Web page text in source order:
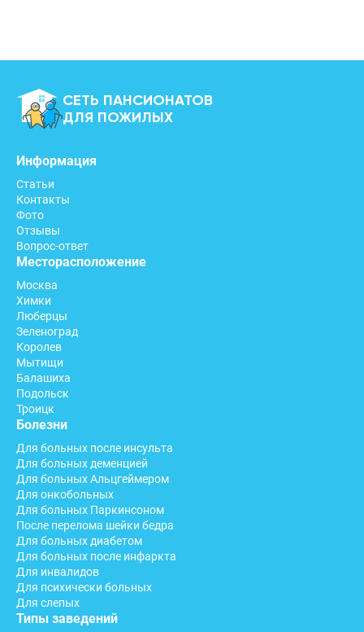
СЕТЬ ПАНСИОНАТОВ
ДЛЯ ПОЖИЛЫХ
Информация
Статьи
Контакты
Фото
Отзывы
Вопрос-ответ
Месторасположение
Москва
Химки
Люберцы
Зеленоград
Королев
Мытищи
Балашиха
Подольск
Троицк
Болезни
Для больных после инсульта
Для больных деменцией
Для больных Альцгеймером
Для онкобольных
Для больных Паркинсоном
После перелома шейки бедра
Для больных диабетом
Для больных после инфаркта
Для инвалидов
Для психически больных
Для слепых
Типы заведений